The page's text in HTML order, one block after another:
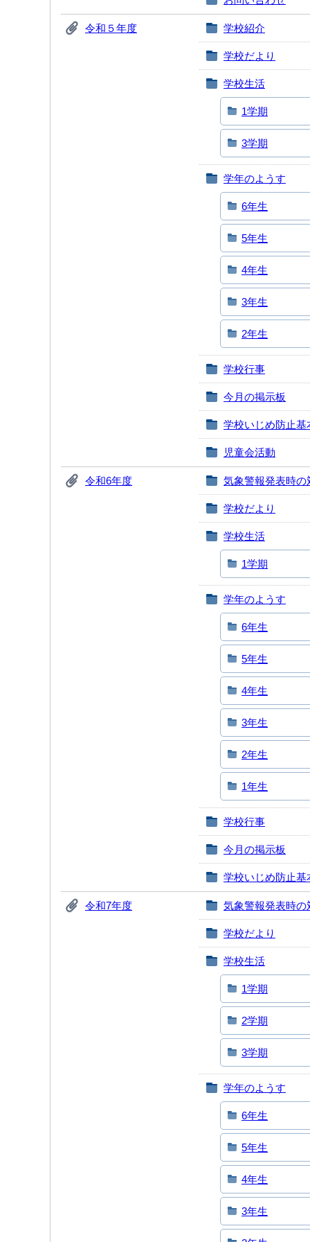
令和５年度 学校紹介
学校だより
学校生活
1学期
3学期
学年のようす
6年生
5年生
4年生
3年生
2年生
学校行事
今月の掲示板
学校いじめ防止基
児童会活動
令和6年度 気象警報発表時の
学校だより
学校生活
1学期
学年のようす
6年生
5年生
4年生
3年生
2年生
1年生
学校行事
今月の掲示板
学校いじめ防止基
令和7年度 気象警報発表時の
学校だより
学校生活
1学期
2学期
3学期
学年のようす
6年生
5年生
4年生
3年生